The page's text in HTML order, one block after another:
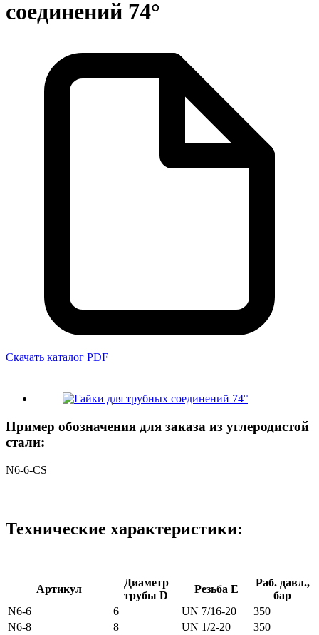
соединений 74°
Скачать каталог PDF
Пример обозначения для заказа из углеродистой
стали:
N6-6-CS
Технические характеристики:
Артикул
Диаметр
трубы D
Резьба E
Раб. давл.,
бар
N6-6
6 UN 7/16-20
350
N6-8
8 UN 1/2-20
350